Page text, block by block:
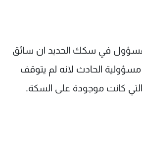
في سكك الحديد ان سائق
الحادث لانه لم يتوقف
التي كانت موجودة على السكة.